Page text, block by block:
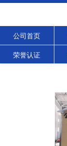
公司首页
荣誉认证